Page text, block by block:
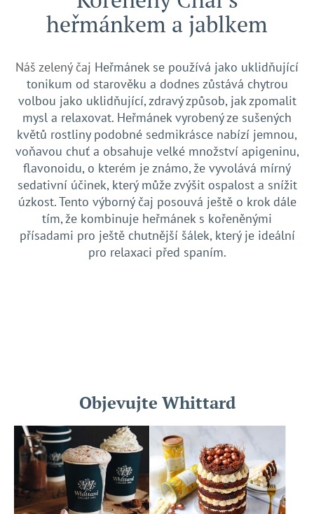
heřmánkem a jablkem
Náš zelený čaj Heřmánek se používá jako uklidňující
tonikum od starověku a dodnes zůstává chytrou
volbou jako uklidňující, zdravý způsob, jak zpomalit
mysl a relaxovat. Heřmánek vyrobený ze sušených
květů rostliny podobné sedmikrásce nabízí jemnou,
voňavou chuť a obsahuje velké množství apigeninu,
flavonoidu, o kterém je známo, že vyvolává mírný
sedativní účinek, který může zvýšit ospalost a snížit
úzkost. Tento výborný čaj posouvá ještě o krok dále
tím, že kombinuje heřmánek s kořeněnými
přísadami pro ještě chutnější šálek, který je ideální
pro relaxaci před spaním.
Objevujte Whittard